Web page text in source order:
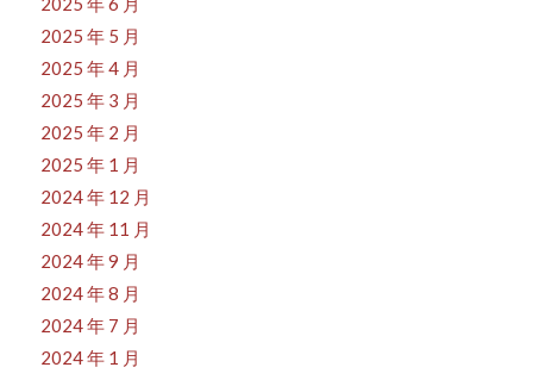
2025 年 5 月
2025 年 4 月
2025 年 3 月
2025 年 2 月
2025 年 1 月
2024 年 12 月
2024 年 11 月
2024 年 9 月
2024 年 8 月
2024 年 7 月
2024 年 1 月